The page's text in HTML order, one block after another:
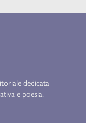
dedicata
e poesia.